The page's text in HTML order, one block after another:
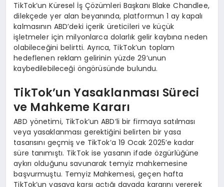
TikTok’un Küresel İş Çözümleri Başkanı Blake Chandlee,
dilekçede yer alan beyanında, platformun 1 ay kapalı
kalmasının ABD’deki içerik üreticileri ve küçük
işletmeler için milyonlarca dolarlık gelir kaybına neden
olabileceğini belirtti. Ayrıca, TikTok’un toplam
hedeflenen reklam gelirinin yüzde 29’unun
kaybedilebileceği öngörüsünde bulundu.
TikTok’un Yasaklanması Süreci
ve Mahkeme Kararı
ABD yönetimi, TikTok’un ABD’li bir firmaya satılması
veya yasaklanması gerektiğini belirten bir yasa
tasarısını geçmiş ve TikTok’a 19 Ocak 2025’e kadar
süre tanımıştı. TikTok ise yasanın ifade özgürlüğüne
aykırı olduğunu savunarak temyiz mahkemesine
başvurmuştu. Temyiz Mahkemesi, geçen hafta
TikTok’un yasaya karşı açtığı davada kararını vererek